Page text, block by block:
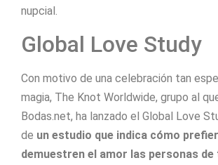
nupcial.
Global Love Study
Con motivo de una celebración tan
magia, The Knot Worldwide, grupo al
Bodas.net, ha lanzado el Global Love
de un estudio que indica cómo
demuestren el amor las personas de